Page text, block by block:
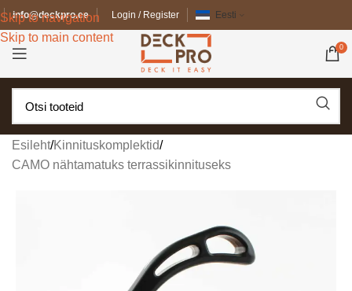
Skip to navigation
Skip to main content
info@deckpro.ee Login / Register Eesti
0
Esileht/Kinnituskomplektid/
CAMO nähtamatuks terrassikinnituseks